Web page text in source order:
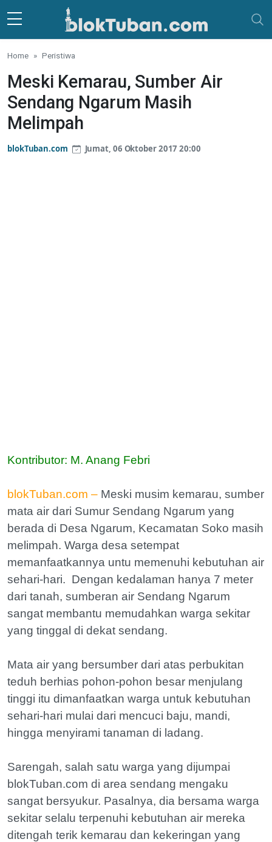
Skip to main content
Home Peristiwa
Meski Kemarau, Sumber Air
Sendang Ngarum Masih
Melimpah
blokTuban.com Jumat, 06 Oktober 2017 20:00
Kontributor: M. Anang Febri
blokTuban.com – Meski musim kemarau, sumber
mata air dari Sumur Sendang Ngarum yang
berada di Desa Ngarum, Kecamatan Soko masih
melimpah. Warga desa setempat
memanfaatkannya untu memenuhi kebutuhan air
sehari-hari. Dengan kedalaman hanya 7 meter
dari tanah, sumberan air Sendang Ngarum
sangat membantu memudahkan warga sekitar
yang tinggal di dekat sendang.
Mata air yang bersumber dari atas perbukitan
teduh berhias pohon-pohon besar menjulang
tinggi itu dimanfaatkan warga untuk kebutuhan
sehari-hari mulai dari mencuci baju, mandi,
hingga menyirami tanaman di ladang.
Sarengah, salah satu warga yang dijumpai
blokTuban.com di area sendang mengaku
sangat bersyukur. Pasalnya, dia bersama warga
sekitar selalu terpenuhi kebutuhan air mereka
ditengah terik kemarau dan kekeringan yang